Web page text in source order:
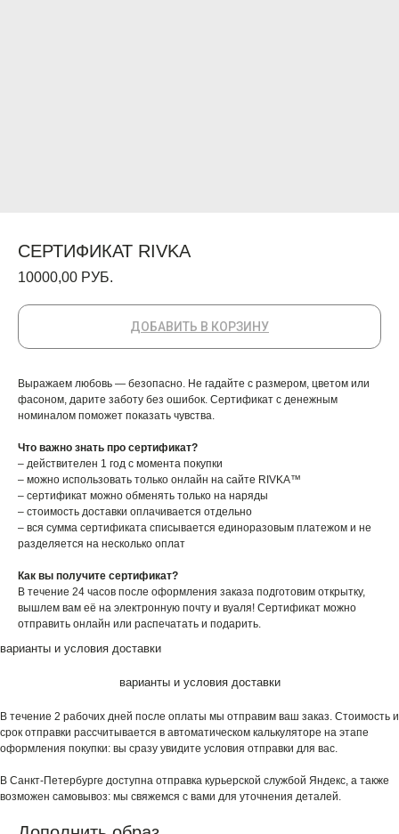
СЕРТИФИКАТ RIVKA
10000,00 РУБ.
ДОБАВИТЬ В КОРЗИНУ
Выражаем любовь — безопасно. Не гадайте с размером, цветом или
фасоном, дарите заботу без ошибок. Сертификат с денежным
номиналом поможет показать чувства.
Что важно знать про сертификат?
– действителен 1 год с момента покупки
– можно использовать только онлайн на сайте RIVKA™
– сертификат можно обменять только на наряды
– стоимость доставки оплачивается отдельно
– вся сумма сертификата списывается единоразовым платежом и не
разделяется на несколько оплат
Как вы получите сертификат?
В течение 24 часов после оформления заказа подготовим открытку,
вышлем вам её на электронную почту и вуаля! Сертификат можно
отправить онлайн или распечатать и подарить.
варианты и условия доставки
варианты и условия доставки
В течение 2 рабочих дней после оплаты мы отправим ваш заказ. Стоимость и
срок отправки рассчитывается в автоматическом калькуляторе на этапе
оформления покупки: вы сразу увидите условия отправки для вас.
В Санкт-Петербурге доступна отправка курьерской службой Яндекс, а также
возможен самовывоз: мы свяжемся с вами для уточнения деталей.